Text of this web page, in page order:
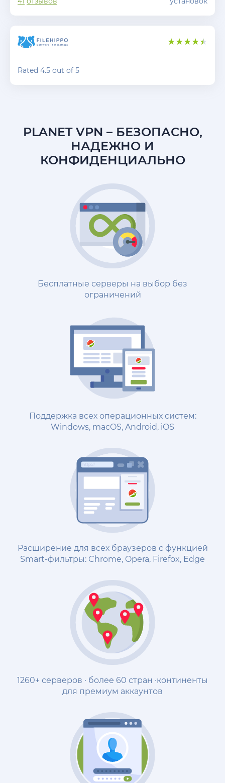
Rated 4.5 out of 5
PLANET VPN – БЕЗОПАСНО,
НАДЕЖНО И
КОНФИДЕНЦИАЛЬНО
Бесплатные серверы на выбор без
ограничений
Поддержка всех операционных систем:
Windows, macOS, Android, iOS
Расширение для всех браузеров с функцией
Smart-фильтры: Chrome, Opera, Firefox, Edge
1260+ серверов · более 60 стран ·континенты
для премиум аккаунтов